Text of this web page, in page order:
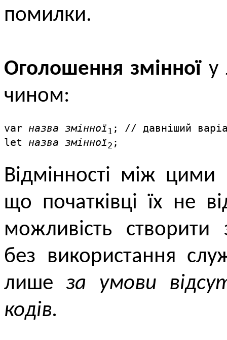
помилки.
Оголошення змінноїу
чином:
var назва змінної 1 ; // давніший
let назва змінної2 ;
Відмінності між цими
що початківці їх не
можливість
без використання
лишеза умови
кодів.